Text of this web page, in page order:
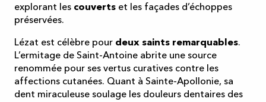
explorant les couverts et les façades d’échoppes
préservées.
Lézat est célèbre pour deux saints remarquables.
L’ermitage de Saint-Antoine abrite une source
renommée pour ses vertus curatives contre les
affections cutanées. Quant à Sainte-Apollonie, sa
dent miraculeuse soulage les douleurs dentaires des